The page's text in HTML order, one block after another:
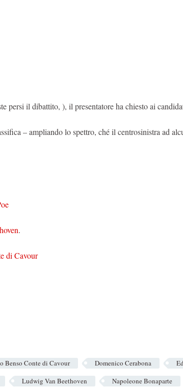
persi il dibattito, ), il presentatore ha chiesto ai
– ampliando lo spettro, ché il centrosinistra ad
.
di Cavour
Benso Conte di Cavour Domenico Cerabona
Ludwig Van Beethoven Napoleone Bonaparte